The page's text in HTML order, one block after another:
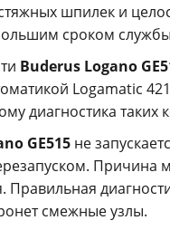
шпилек и
сроком
Buderus Logano
Logamatic
диагностика таких
GE515 не
Причина
Правильная
смежные узлы.